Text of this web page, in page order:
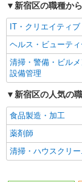
新宿区の職種か
IT・クリエイティブ
ヘルス・ビューティ
清掃・警備・ビルメ
設備管理
新宿区の人気の
食品製造・加工
薬剤師
清掃・ハウスクリ